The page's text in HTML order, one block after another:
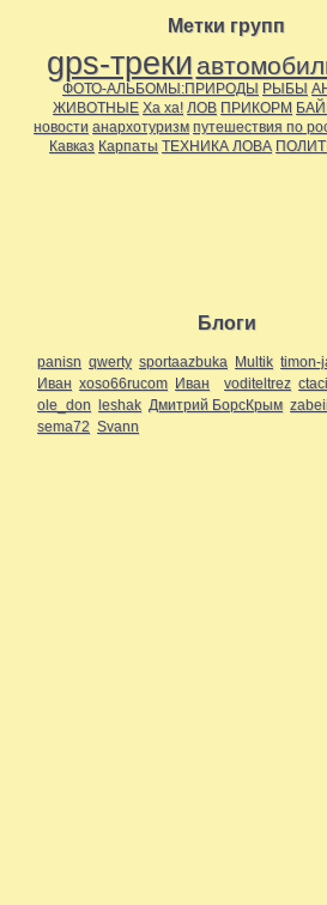
Метки групп
gps-треки
ФОТО-АЛЬБОМЫ:ПРИРОДЫ РЫБЫ
ЖИВОТНЫЕ Ха ха! ЛОВ ПРИКОРМ
новости анархотуризм путешествия по
Кавказ Карпаты ТЕХНИКА ЛОВА
Блоги
panisn qwerty sportaazbuka Multik timon-
Иван xoso66rucom Иван voditeltrez ctaci
ole_don leshak Дмитрий БорсКрым
sema72 Svann